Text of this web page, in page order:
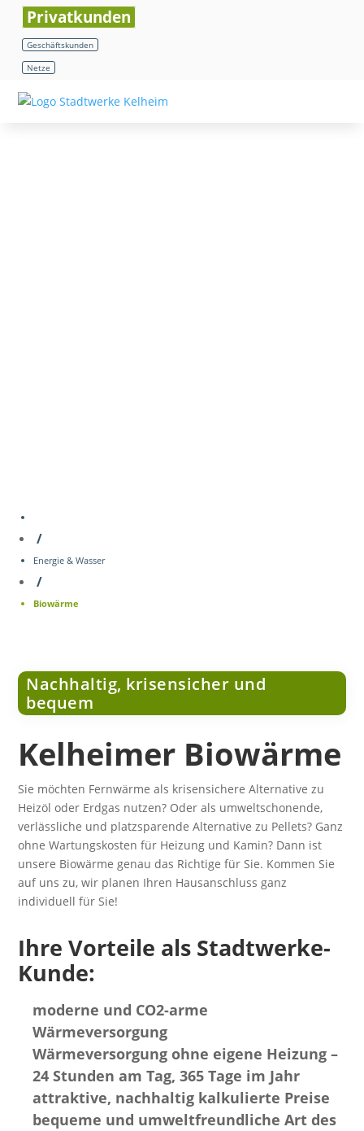
Privatkunden
Geschäftskunden
Netze
/
Energie & Wasser
/
Biowärme
Nachhaltig, krisensicher und
bequem
Kelheimer Biowärme
Sie möchten Fernwärme als krisensichere Alternative zu
Heizöl oder Erdgas nutzen? Oder als umweltschonende,
verlässliche und platzsparende Alternative zu Pellets? Ganz
ohne Wartungskosten für Heizung und Kamin? Dann ist
unsere Biowärme genau das Richtige für Sie. Kommen Sie
auf uns zu, wir planen Ihren Hausanschluss ganz
individuell für Sie!
Ihre Vorteile als Stadtwerke-
Kunde:
moderne und CO2-arme
Wärmeversorgung
Wärmeversorgung ohne eigene Heizung –
24 Stunden am Tag, 365 Tage im Jahr
attraktive, nachhaltig kalkulierte Preise
bequeme und umweltfreundliche Art des